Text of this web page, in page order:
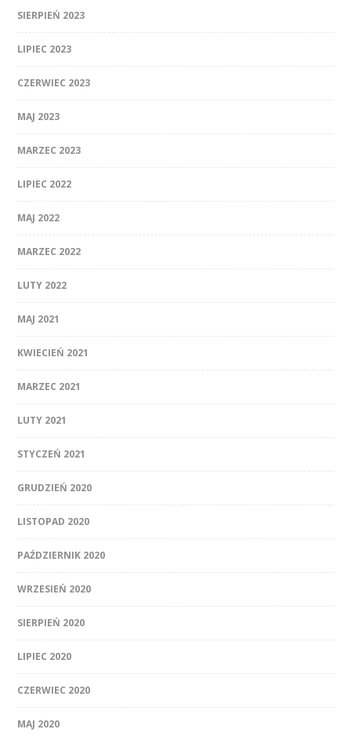
SIERPIEŃ 2023
LIPIEC 2023
CZERWIEC 2023
MAJ 2023
MARZEC 2023
LIPIEC 2022
MAJ 2022
MARZEC 2022
LUTY 2022
MAJ 2021
KWIECIEŃ 2021
MARZEC 2021
LUTY 2021
STYCZEŃ 2021
GRUDZIEŃ 2020
LISTOPAD 2020
PAŹDZIERNIK 2020
WRZESIEŃ 2020
SIERPIEŃ 2020
LIPIEC 2020
CZERWIEC 2020
MAJ 2020